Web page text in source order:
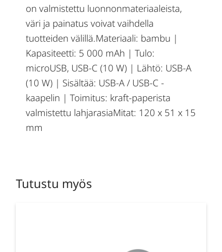
on valmistettu luonnonmateriaaleista,
väri ja painatus voivat vaihdella
tuotteiden välillä.Materiaali: bambu |
Kapasiteetti: 5 000 mAh | Tulo:
microUSB, USB-C (10 W) | Lähtö: USB-A
(10 W) | Sisältää: USB-A / USB-C -
kaapelin | Toimitus: kraft-paperista
valmistettu lahjarasiaMitat: 120 x 51 x 15
mm
Tutustu myös